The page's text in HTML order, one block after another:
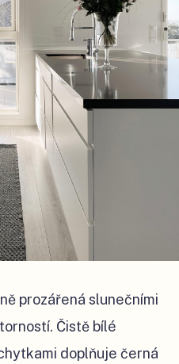
prozářená slunečními
Čistě bílé
doplňuje černá